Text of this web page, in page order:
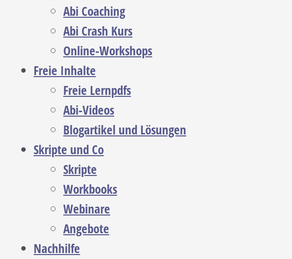
Abi Coaching
Abi Crash Kurs
Online-Workshops
Freie Inhalte
Freie Lernpdfs
Abi-Videos
Blogartikel und Lösungen
Skripte und Co
Skripte
Workbooks
Webinare
Angebote
Nachhilfe